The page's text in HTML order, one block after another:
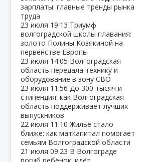
зарплаты: главные тренды рынка
труда
23 июля 19:13 Триумф
волгоградской школы плавания:
золото Полины Козякиной на
первенстве Европы
23 июля 14:05 Волгоградская
область передала технику и
оборудование в зону СВО
23 июля 11:56 До 300 тысяч и
стипендия: как Волгоградская
область поддерживает лучших
выпускников
22 июля 11:10Жильё стало
ближе: как маткапитал помогает
семьям Волгоградской области
21 июля 09:23 В Волгограде